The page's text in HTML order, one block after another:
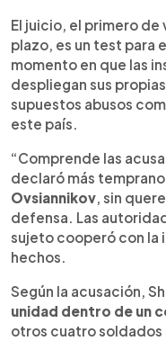
El juicio, el primero
plazo, es un test para
momento en que las
despliegan sus
supuestos abusos
este país.
“Comprende las
declaró más temprano
Ovsiannikov, sin
defensa. Las
sujeto cooperó con la
hechos.
Según la acusación,
unidad dentro de un
otros cuatro soldados